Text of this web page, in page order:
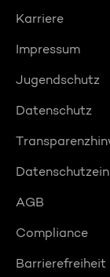
Karriere
Impressum
Jugendschutz
Datenschutz
AGB
Compliance
Barrierefreiheit